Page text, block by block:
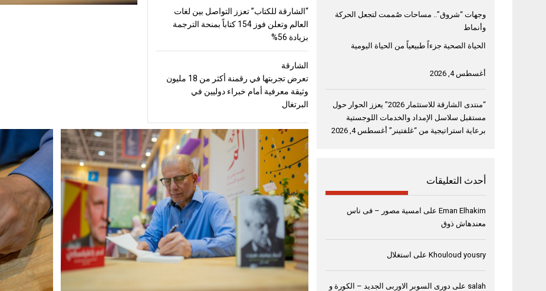
“الشارقة للكتاب” تعزز التواصل بين لغات
العالم وتعلن فوز 154 كتاباً بمنحة الترجمة
بزيادة 56%
الشارقة
تعرض تجربتها في رقمنة أكثر من 18 مليون
وثيقة معرفية أمام خبراء دوليين في
البرتغال
وجهات “شروق”.. مساحات صُممت لتجعل الحركة
وأنماط
الحياة الصحية جزءاً طبيعياً من الحياة اليومية
أغسطس 4, 2026
“منتدى الشارقة للاستثمار 2026” يعزز الحوار حول
مستقبل سلاسل الإمداد والخدمات اللوجستية
برعاية استراتيجية من “غلفتينر” أغسطس 4, 2026
أحدث التعليقات
Eman Elhakim على امسية مصور – فى ناس
معندهاش ذوق
Khouloud yousry على استغلال
salah على دورى السوبر الاوربى الجديد – الكورة و